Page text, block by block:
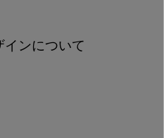
ンについて